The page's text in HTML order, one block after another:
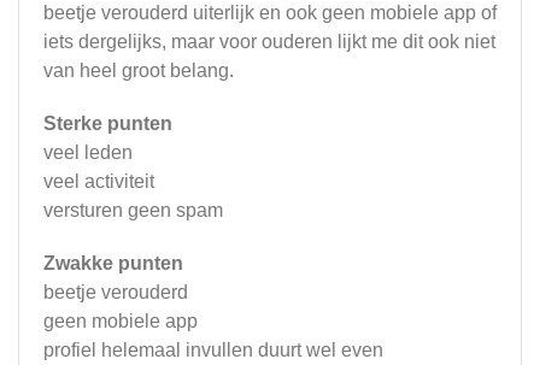
beetje verouderd uiterlijk en ook geen mobiele app of
iets dergelijks, maar voor ouderen lijkt me dit ook niet
van heel groot belang.
Sterke punten
veel leden
veel activiteit
versturen geen spam
Zwakke punten
beetje verouderd
geen mobiele app
profiel helemaal invullen duurt wel even